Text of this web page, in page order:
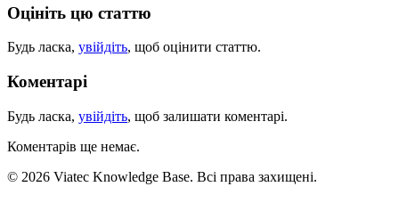
Оцініть цю статтю
Будь ласка, увійдіть, щоб оцінити статтю.
Коментарі
Будь ласка, увійдіть, щоб залишати коментарі.
Коментарів ще немає.
© 2026 Viatec Knowledge Base. Всі права захищені.